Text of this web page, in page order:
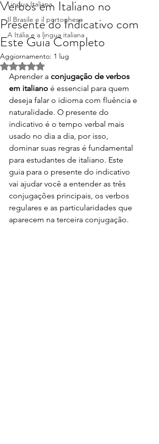
Lingua Italiana
Il Brasile e il portoghese
A Itália e a lingua italiana
Verbos em Italiano no
Presente do Indicativo com
Este Guia Completo
Aggiornamento: 1 lug
Valutazione NaN stelle su 5.
Aprender a conjugação de verbos
em italiano é essencial para quem
deseja falar o idioma com fluência e
naturalidade. O presente do
indicativo é o tempo verbal mais
usado no dia a dia, por isso,
dominar suas regras é fundamental
para estudantes de italiano. Este
guia para o presente do indicativo
vai ajudar você a entender as três
conjugações principais, os verbos
regulares e as particularidades que
aparecem na terceira conjugação.